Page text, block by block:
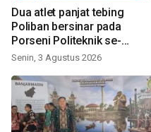
Dua atlet panjat tebing
Poliban bersinar pada
Porseni Politeknik se-
Indonesia 2026
Senin, 3 Agustus 2026